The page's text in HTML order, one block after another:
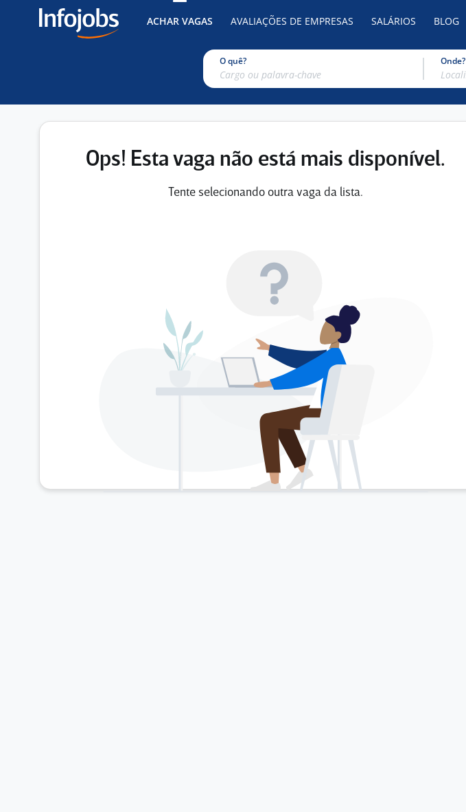
ACHAR VAGAS AVALIAÇÕES DE EMPRESAS SALÁRIOS BLOG
O quê? Onde?
Ops! Esta vaga não está mais disponível.
Tente selecionando outra vaga da lista.